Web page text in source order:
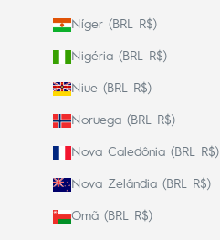
Níger (BRL R$)
Nigéria (BRL R$)
Niue (BRL R$)
Noruega (BRL R$)
Nova Caledônia (BRL R$)
Nova Zelândia (BRL R$)
Omã (BRL R$)